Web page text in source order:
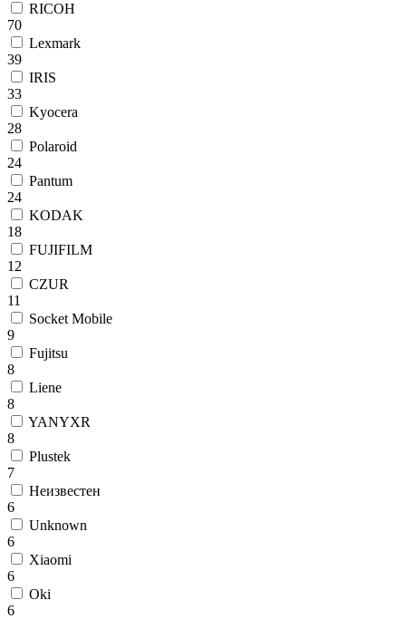
RICOH
70
Lexmark
39
IRIS
33
Kyocera
28
Polaroid
24
Pantum
24
KODAK
18
FUJIFILM
12
CZUR
11
Socket Mobile
9
Fujitsu
8
Liene
8
YANYXR
8
Plustek
7
Неизвестен
6
Unknown
6
Xiaomi
6
Oki
6